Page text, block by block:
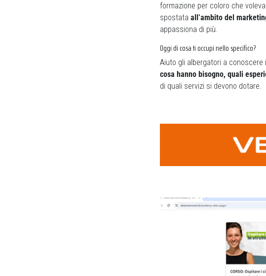
formazione per coloro che
spostata all’ambito del
appassiona di più.
Oggi di cosa ti occupi nello specifico?
Aiuto gli albergatori a conoscere
cosa hanno bisogno, quali
di quali servizi si devono dotare.